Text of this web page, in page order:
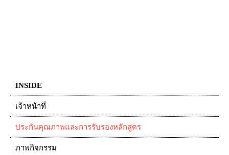
INSIDE
เจ้าหน้าที่
ประกันคุณภาพและการรับรองหลักสูตร
ภาพกิจกรรม